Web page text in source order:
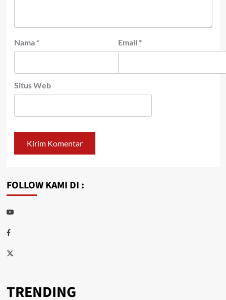
Nama * Email *
Situs Web
FOLLOW KAMI DI :
Youtube
Facebook
Twitter
TRENDING